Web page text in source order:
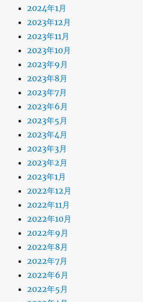
2024年1月
2023年12月
2023年11月
2023年10月
2023年9月
2023年8月
2023年7月
2023年6月
2023年5月
2023年4月
2023年3月
2023年2月
2023年1月
2022年12月
2022年11月
2022年10月
2022年9月
2022年8月
2022年7月
2022年6月
2022年5月